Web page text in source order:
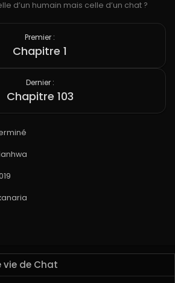
d’un humain mais celle d’un chat ?
Premier :
Chapitre 1
Dernier :
Chapitre 103
vie de Chat